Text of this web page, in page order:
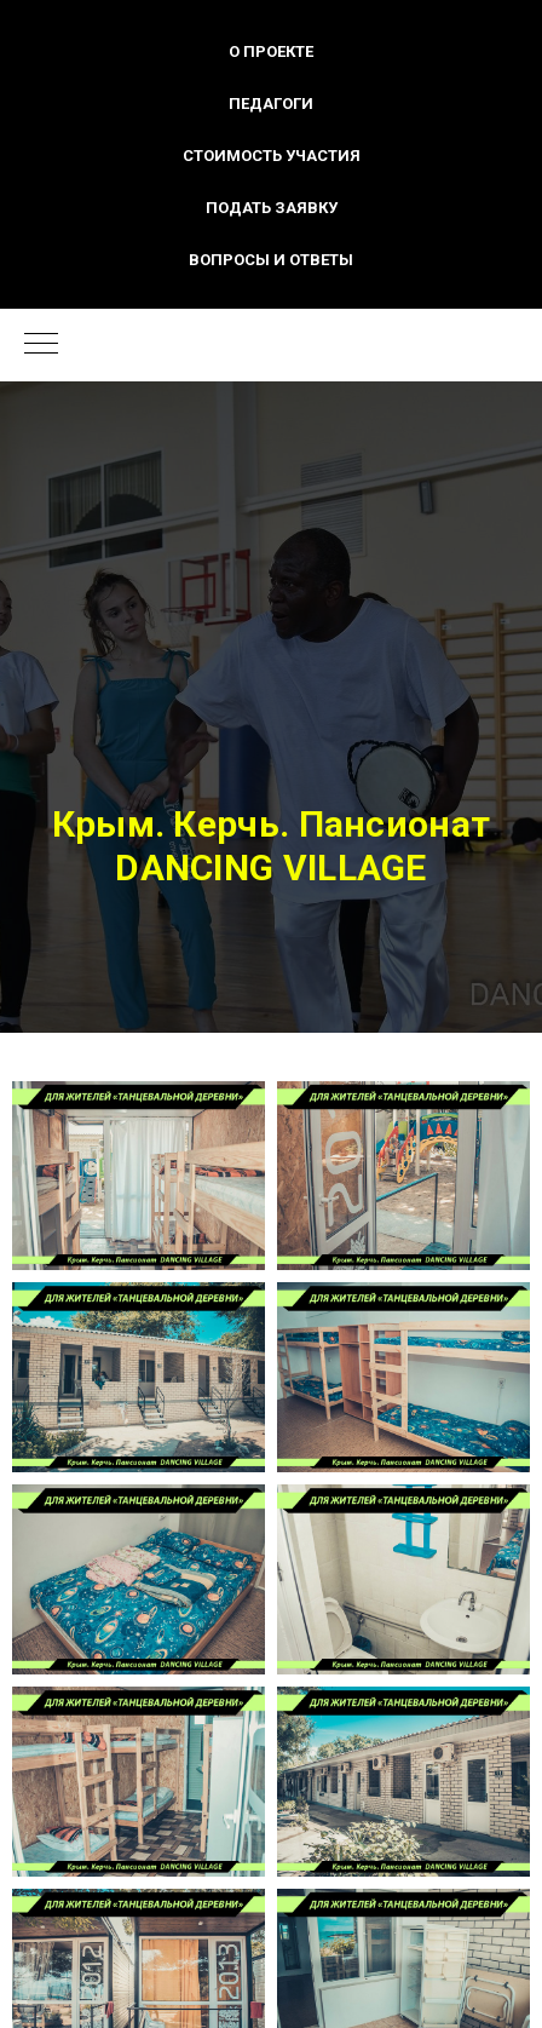
О ПРОЕКТЕ
ПЕДАГОГИ
СТОИМОСТЬ УЧАСТИЯ
ПОДАТЬ ЗАЯВКУ
ВОПРОСЫ И ОТВЕТЫ
Крым. Керчь. Пансионат
DANCING VILLAGE